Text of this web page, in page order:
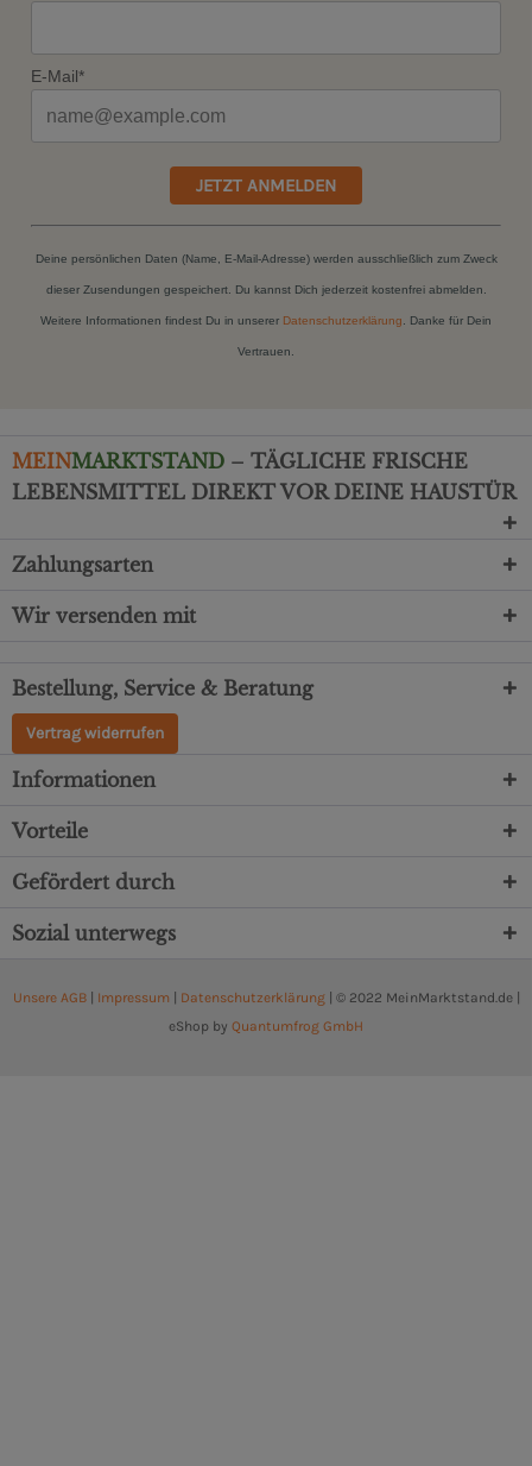
E-Mail*
JETZT ANMELDEN
Deine persönlichen Daten (Name, E-Mail-Adresse) werden ausschließlich zum Zweck
dieser Zusendungen gespeichert. Du kannst Dich jederzeit kostenfrei abmelden.
Weitere Informationen findest Du in unserer Datenschutzerklärung . Danke für Dein
Vertrauen.
MEINMARKTSTAND – TÄGLICHE FRISCHE
LEBENSMITTEL DIREKT VOR DEINE HAUSTÜR
Zahlungsarten
Wir versenden mit
Bestellung, Service & Beratung
Vertrag widerrufen
Informationen
Vorteile
Gefördert durch
Sozial unterwegs
Unsere AGB| Impressum Datenschutzerklärung| © 2022 MeinMarktstand.de |
eShop by Quantumfrog GmbH